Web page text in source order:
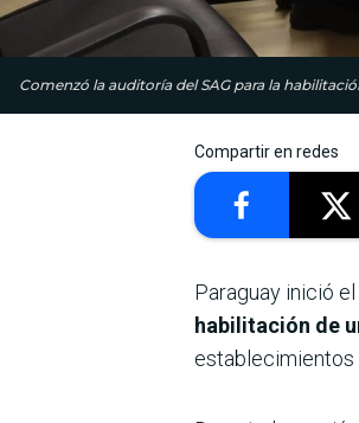
Comenzó la auditoría del SAG para la
Compartir en redes
Paraguay inició
habilitación de
establecimientos